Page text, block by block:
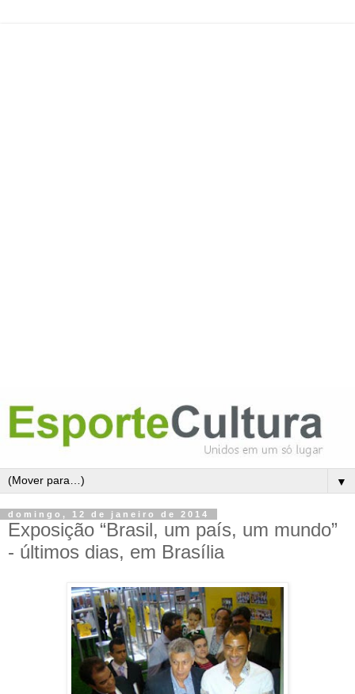
▼
domingo, 12 de janeiro de 2014
Exposição “Brasil, um país, um mundo”
- últimos dias, em Brasília